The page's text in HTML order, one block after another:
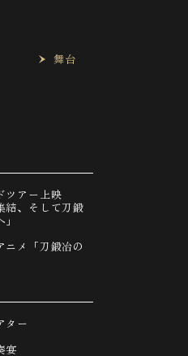
舞台
ツアー上映
結、そして刀鍛
ニメ「刀鍛冶の
ター
宴